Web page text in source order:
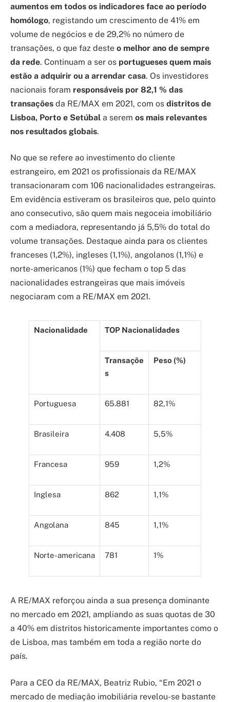
aumentos em todos os indicadores face ao período
homólogo, registando um crescimento de 41% em
volume de negócios e de 29,2% no número de
transações, o que faz deste o melhor ano de sempre
da rede. Continuam a ser os portugueses quem mais
estão a adquirir ou a arrendar casa. Os investidores
nacionais foram responsáveis por 82,1 % das
transações da RE/MAX em 2021, com os distritos de
Lisboa, Porto e Setúbal a serem os mais relevantes
nos resultados globais.
No que se refere ao investimento do cliente
estrangeiro, em 2021 os profissionais da RE/MAX
transacionaram com 106 nacionalidades estrangeiras.
Em evidência estiveram os brasileiros que, pelo quinto
ano consecutivo, são quem mais negoceia imobiliário
com a mediadora, representando já 5,5% do total do
volume transações. Destaque ainda para os clientes
franceses (1,2%), ingleses (1,1%), angolanos (1,1%) e
norte-americanos (1%) que fecham o top 5 das
nacionalidades estrangeiras que mais imóveis
negociaram com a RE/MAX em 2021.
Nacionalidade TOP Nacionalidades
Transaçõe
s
Peso (%)
Portuguesa 65.881 82,1%
Brasileira 4.408 5,5%
Francesa 959 1,2%
Inglesa 862 1,1%
Angolana 845 1,1%
Norte-americana 781 1%
A RE/MAX reforçou ainda a sua presença dominante
no mercado em 2021, ampliando as suas quotas de 30
a 40% em distritos historicamente importantes como o
de Lisboa, mas também em toda a região norte do
país.
Para a CEO da RE/MAX, Beatriz Rubio, “Em 2021 o
mercado de mediação imobiliária revelou-se bastante